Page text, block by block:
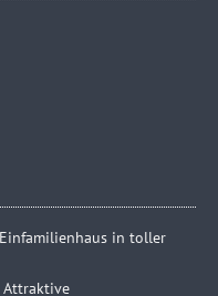
in toller